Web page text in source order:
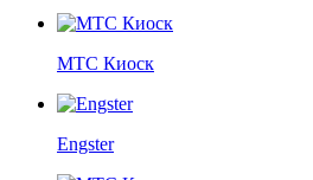
МТС Киоск
Engster